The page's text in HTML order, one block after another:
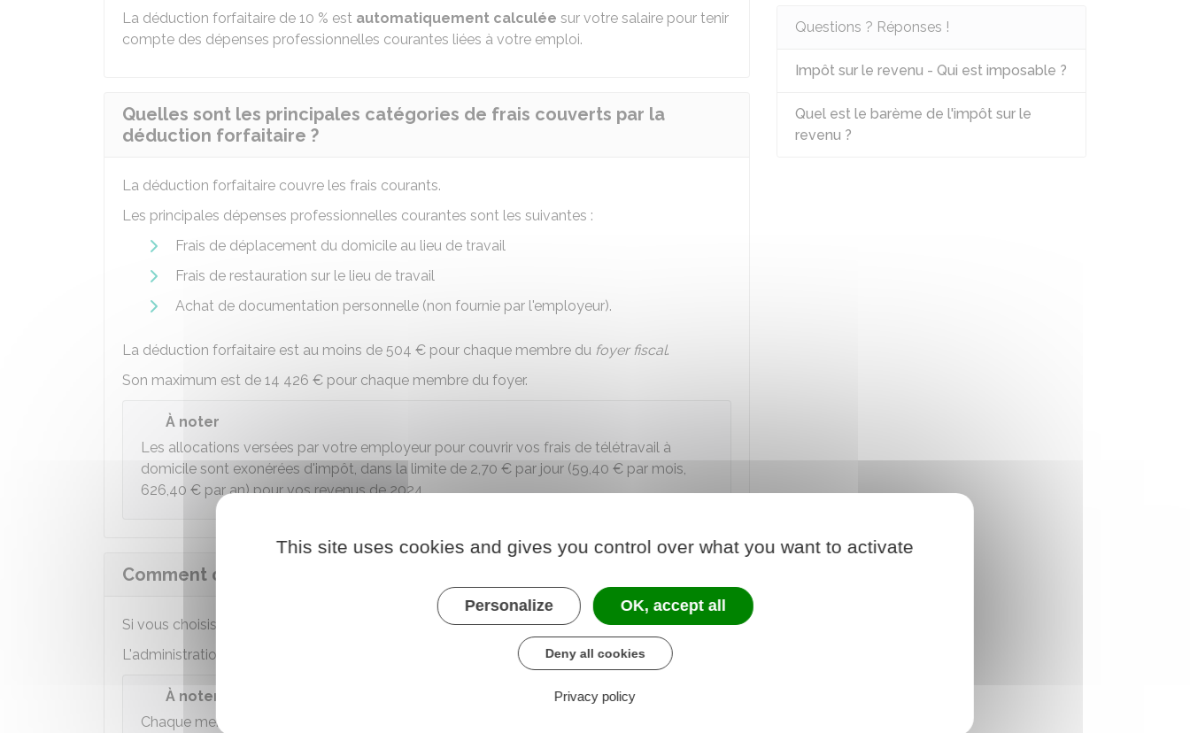
La déduction forfaitaire de 10 % est automatiquement calculée sur votre salaire pour tenir
compte des dépenses professionnelles courantes liées à votre emploi.
Quelles sont les principales catégories de frais couverts par la
déduction forfaitaire ?
La déduction forfaitaire couvre les frais courants.
Les principales dépenses professionnelles courantes sont les suivantes :
Frais de déplacement du domicile au lieu de travail
Frais de restauration sur le lieu de travail
Achat de documentation personnelle (non fournie par l'employeur).
La déduction forfaitaire est au moins de 504 € pour chaque membre du foyer fiscal.
Son maximum est de 14 426 € pour chaque membre du foyer.
À noter
Les allocations versées par votre employeur pour couvrir vos frais de télétravail à
domicile sont exonérées d'impôt, dans la limite de 2,70 € par jour (59,40 € par mois,
626,40 € par an) pour vos revenus de 2024.
Comment déclarer vos frais professionnels ?
Si vous choisissez la déduction forfaitaire, vous n'avezaucune démarche à effectuer.
L'administration applique automatiquement la déduction forfaitaire de10 %sur vos salaires.
À noter
Chaque membre de votre
Questions ? Réponses !
Impôt sur le revenu - Qui est imposable ?
Quel est le barème de l'impôt sur le
revenu ?
This site uses cookies and gives you control over what you want to activate
Personalize OK, accept all
Deny all cookies
Privacy policy